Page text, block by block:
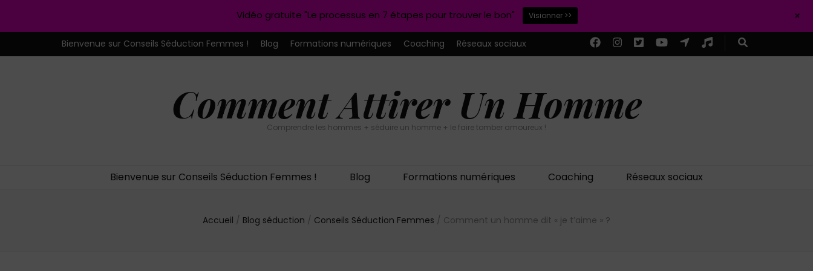
Bienvenue sur Conseils Séduction Femmes ! Blog Formations numériques Coaching Réseaux sociaux
Comment Attirer Un Homme
Comprendre les hommes + séduire un homme + le faire tomber amoureux !
Bienvenue sur Conseils Séduction Femmes ! Blog Formations numériques Coaching Réseaux sociaux
Accueil / Blog séduction / Conseils Séduction Femmes / Comment un homme dit « je t’aime » ?
Vidéo gratuite "Le processus en 7 étapes pour trouver le bon" Visionner >> +